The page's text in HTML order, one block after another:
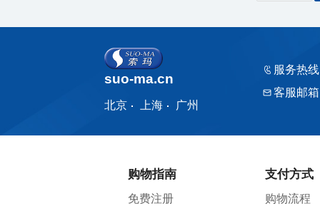
suo-ma.cn
北京 上海 广州
服务热
客服邮
购物指南
免费注册
支付方式
购物流程